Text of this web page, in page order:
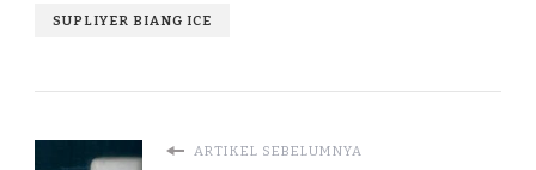
SUPLIYER BIANG ICE
ARTIKEL SEBELUMNYA